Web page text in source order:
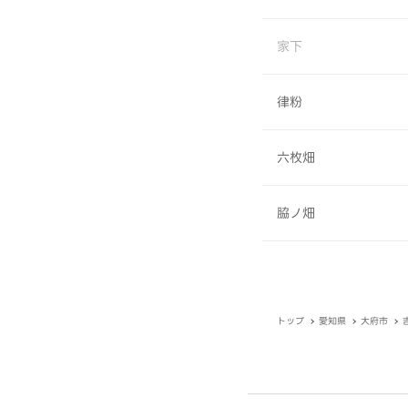
家下
律粉
六枚畑
脇ノ畑
トップ 愛知県 大府市